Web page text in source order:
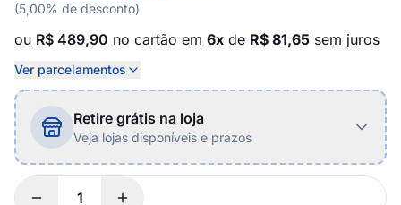
(5,00% de desconto)
ou R$ 489,90 no cartão em 6x de R$ 81,65 sem juros
Ver parcelamentos
Retire grátis na loja
Veja lojas disponíveis e prazos